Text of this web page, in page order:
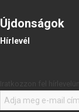
Újdonságok
Hírlevél